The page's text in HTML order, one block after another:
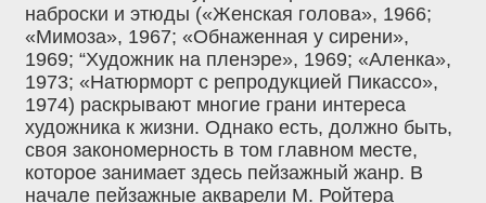
наброски и этюды («Женская голова», 1966;
«Мимоза», 1967; «Обнаженная у сирени»,
1969; “Художник на пленэре», 1969; «Аленка»,
1973; «Натюрморт с репродукцией Пикассо»,
1974) раскрывают многие грани интереса
художника к жизни. Однако есть, должно быть,
своя закономерность в том главном месте,
которое занимает здесь пейзажный жанр. В
начале пейзажные акварели М. Ройтера